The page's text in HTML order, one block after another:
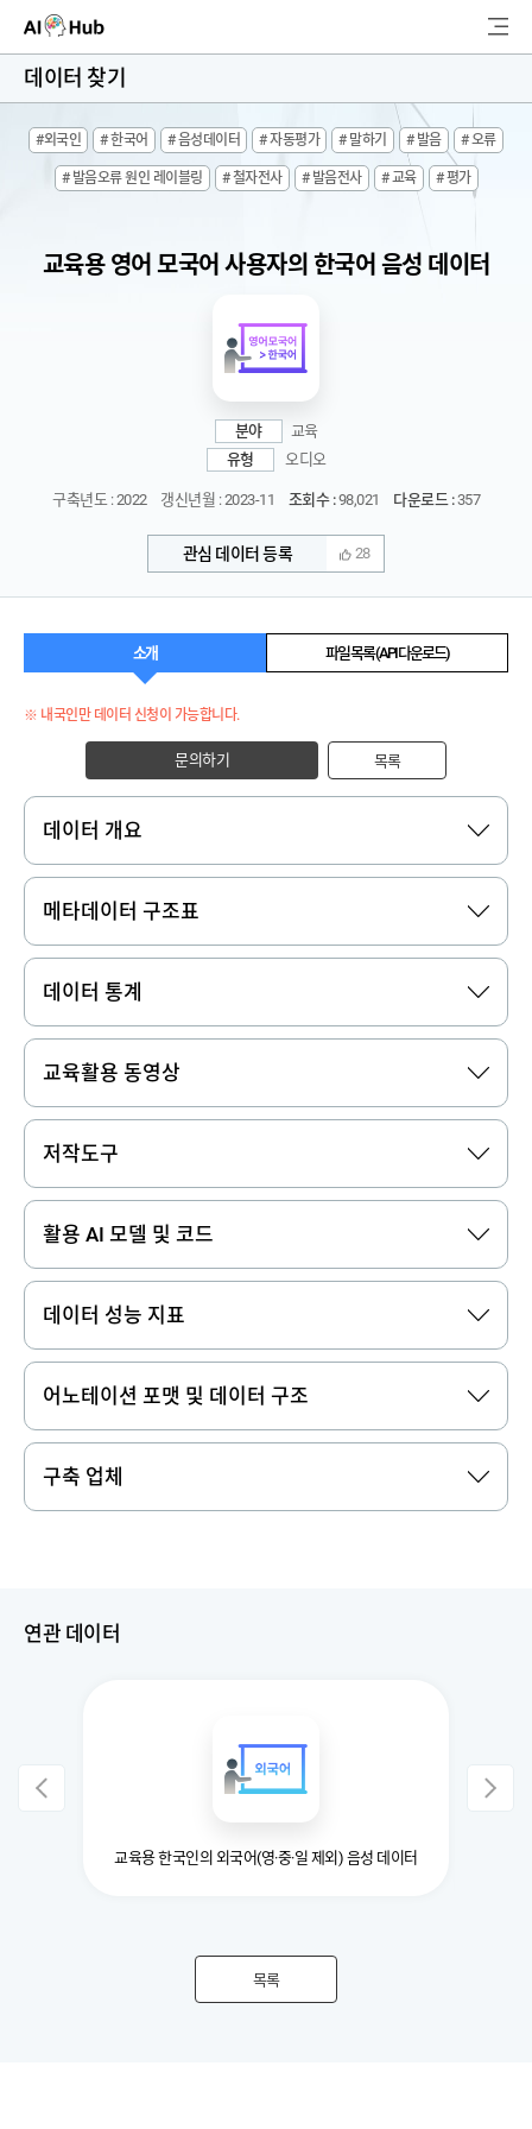
AI-Hub
검
색
데이터 찾기
#외국인 # 한국어 # 음성데이터 # 자동평가 # 말하기 # 발음 # 오류
# 발음오류 원인 레이블링 # 철자전사 # 발음전사 # 교육 # 평가
교육용 영어 모국어 사용자의 한국어 음성 데이터
분야
교육
유형
오디오
구축년도 : 2022 갱신년월 : 2023-11 조회수 :98,021 다운로드 :357
관심 데이터 등록 28
소개 파일 목록 (API 다운로드)
※ 내국인만 데이터 신청이 가능합니다.
문의하기 목록
데이터 개요
메타데이터 구조표
데이터 통계
교육활용 동영상
저작도구
활용 AI 모델 및 코드
데이터 성능 지표
어노테이션 포맷 및 데이터 구조
구축 업체
연관 데이터
교육용 한국인의 외국어(영·중·일 제외) 음성 데이터
목록